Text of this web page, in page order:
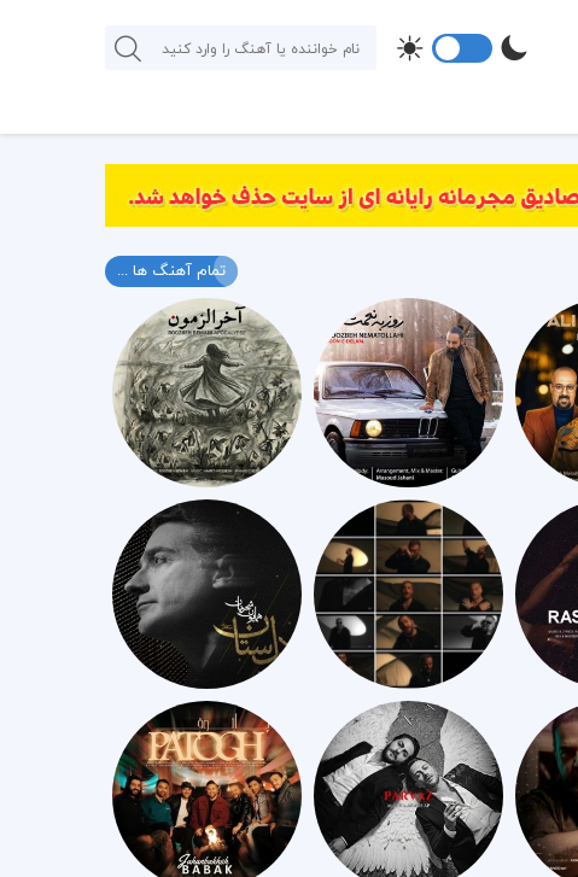
تمام آهنگ ها ...